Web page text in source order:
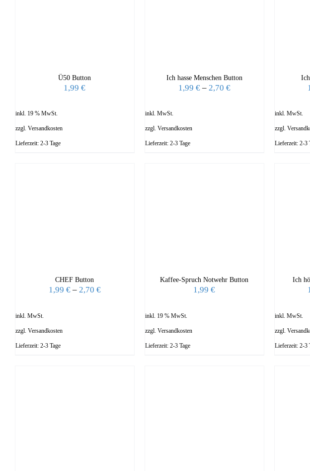
Ü50 Button
1,99€
inkl. 19 % MwSt.
zzgl. Versandkosten
Lieferzeit: 2-3 Tage
Ich hasse Menschen Button
1,99 €– 2,70 €
inkl. MwSt.
zzgl. Versandkosten
Lieferzeit: 2-3 Tage
inkl. MwSt.
zzgl.
Lieferzeit: 2-3
CHEF Button
1,99 €– 2,70 €
inkl. MwSt.
zzgl. Versandkosten
Lieferzeit: 2-3 Tage
Kaffee-Spruch Notwehr Button
1,99€
inkl. 19 % MwSt.
zzgl. Versandkosten
Lieferzeit: 2-3 Tage
Ich
inkl. MwSt.
zzgl.
Lieferzeit: 2-3